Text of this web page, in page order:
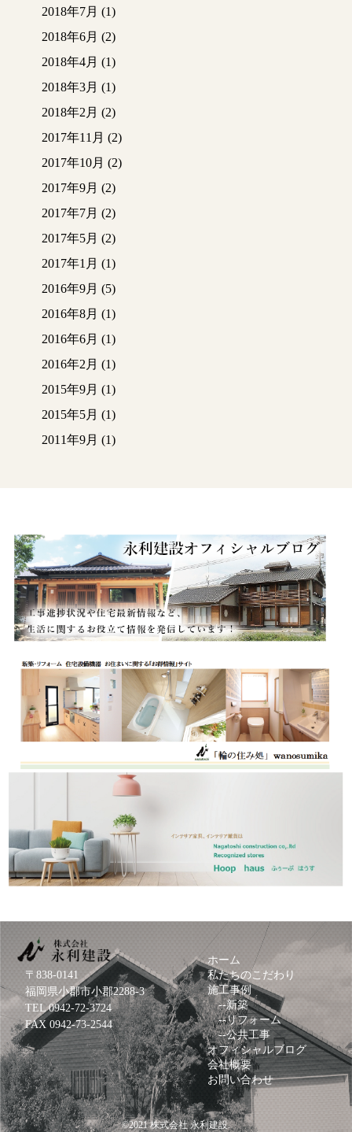
2018年7月 (1)
2018年6月 (2)
2018年4月 (1)
2018年3月 (1)
2018年2月 (2)
2017年11月 (2)
2017年10月 (2)
2017年9月 (2)
2017年7月 (2)
2017年5月 (2)
2017年1月 (1)
2016年9月 (5)
2016年8月 (1)
2016年6月 (1)
2016年2月 (1)
2015年9月 (1)
2015年5月 (1)
2011年9月 (1)
〒838-0141
福岡県小郡市小郡2288-3
TEL0942-72-3724
FAX 0942-73-2544
ホーム
私たちのこだわり
施工事例
--新築
--リフォーム
--公共工事
オフィシャルブログ
会社概要
お問い合わせ
©2021株式会社 永利建設.